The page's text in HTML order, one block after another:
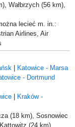
Wałbrzych (56 km),
lecieć m. in.:
Airlines, Air
| Katowice - Marsa
- Dortmund
| Kraków -
(18 km), Sosnowiec
(24 km),